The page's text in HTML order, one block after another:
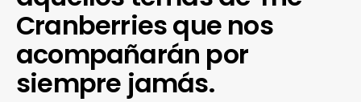
Cranberries que nos
acompañarán por
siempre jamás.